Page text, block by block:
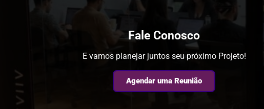
Fale Conosco
E vamos planejar juntos seu próximo Projeto!
Agendar uma Reunião